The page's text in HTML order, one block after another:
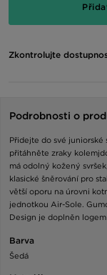
Zkontrolujte
Podrobnosti o
Přidejte do své juniorské
přitáhněte zraky
má odolný kožený
klasické šněrování pro
větší oporu na úrovni
jednotkou Air-Sole.
Design je doplněn logem
Barva
Šedá